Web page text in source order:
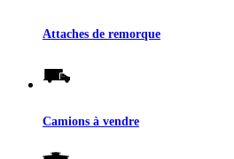
Attaches de remorque
Camions à vendre